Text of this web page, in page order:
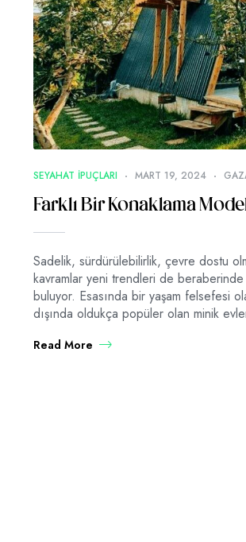
SEYAHAT IPUÇLARI MART 19, 2024
Farklı Bir Konaklama
Sadelik, sürdürülebilirlik, çevre dostu
kavramlar yeni trendleri de
buluyor. Esasında bir yaşam felsefesi
dışında oldukça popüler olan minik
Read More